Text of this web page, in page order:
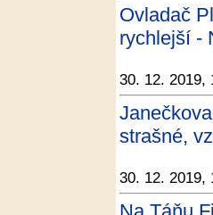
Ovladač
rychlejší -
30. 12. 2019,
strašné,
30. 12. 2019,